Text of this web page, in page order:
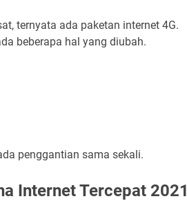
ternyata ada paketan internet 4G.
beberapa hal yang diubah.
penggantian sama sekali.
Internet Tercepat 2021